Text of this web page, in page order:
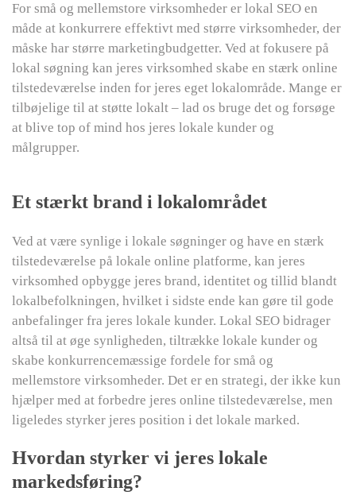
For små og mellemstore virksomheder er lokal SEO en
måde at konkurrere effektivt med større virksomheder, der
måske har større marketingbudgetter. Ved at fokusere på
lokal søgning kan jeres virksomhed skabe en stærk online
tilstedeværelse inden for jeres eget lokalområde. Mange er
tilbøjelige til at støtte lokalt – lad os bruge det og forsøge
at blive top of mind hos jeres lokale kunder og
målgrupper.
Et stærkt brand i lokalområdet
Ved at være synlige i lokale søgninger og have en stærk
tilstedeværelse på lokale online platforme, kan jeres
virksomhed opbygge jeres brand, identitet og tillid blandt
lokalbefolkningen, hvilket i sidste ende kan gøre til gode
anbefalinger fra jeres lokale kunder. Lokal SEO bidrager
altså til at øge synligheden, tiltrække lokale kunder og
skabe konkurrencemæssige fordele for små og
mellemstore virksomheder. Det er en strategi, der ikke kun
hjælper med at forbedre jeres online tilstedeværelse, men
ligeledes styrker jeres position i det lokale marked.
Hvordan styrker vi jeres lokale
markedsføring?